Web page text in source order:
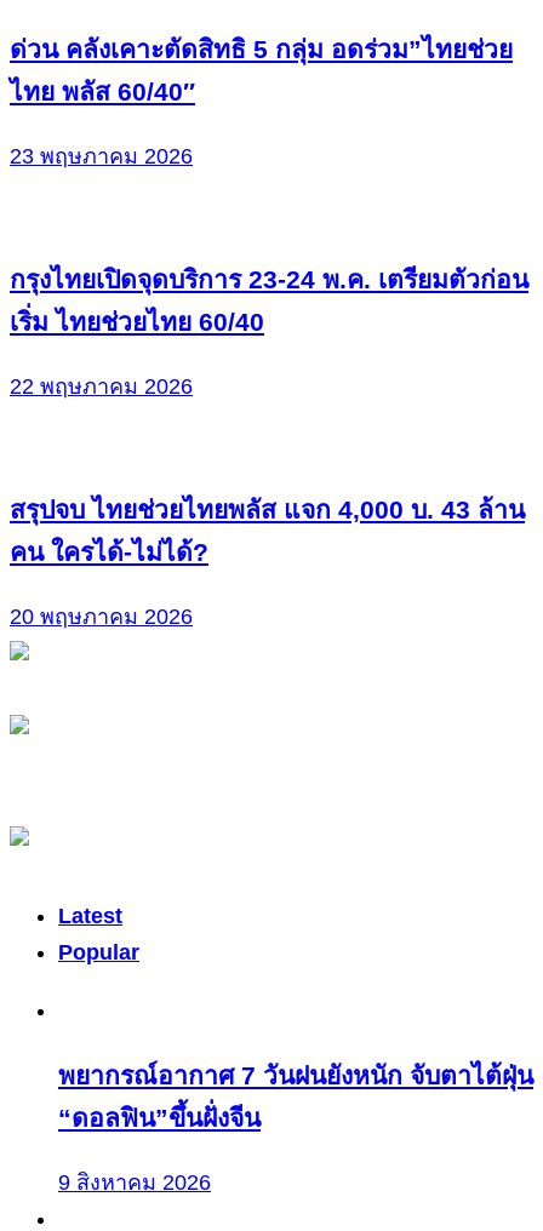
ด่วน คลังเคาะตัดสิทธิ 5 กลุ่ม อดร่วม”ไทยช่วย
ไทย พลัส 60/40″
23 พฤษภาคม 2026
กรุงไทยเปิดจุดบริการ 23-24 พ.ค. เตรียมตัวก่อน
เริ่ม ไทยช่วยไทย 60/40
22 พฤษภาคม 2026
สรุปจบ ไทยช่วยไทยพลัส แจก 4,000 บ. 43 ล้าน
คน ใครได้-ไม่ได้?
20 พฤษภาคม 2026
Latest
Popular
พยากรณ์อากาศ 7 วันฝนยังหนัก จับตาไต้ฝุ่น
“ดอลฟิน”ขึ้นฝั่งจีน
9 สิงหาคม 2026